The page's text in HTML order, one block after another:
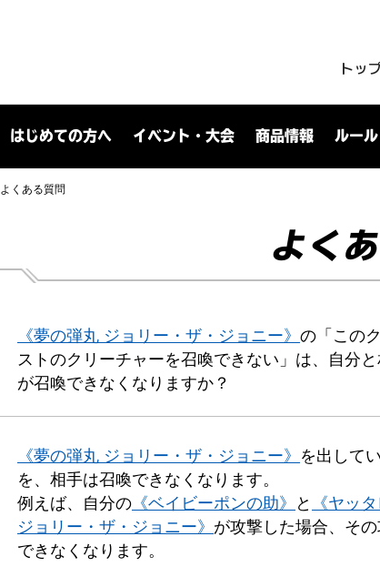
トッ
はじめての方へ イベント・大会 商品情報 ルール
よくある質問
よく
《夢の弾丸 ジョリー・ザ・ジョニー》 の「この
ストのクリーチャーを召喚できない」は、自分
が召喚できなくなりますか？
《夢の弾丸 ジョリー・ザ・ジョニー》 を出して
を、相手は召喚できなくなります。
例えば、自分の 《ベイビーポンの助》 と 《ヤッ
ジョリー・ザ・ジョニー》 が攻撃した場合、そ
できなくなります。